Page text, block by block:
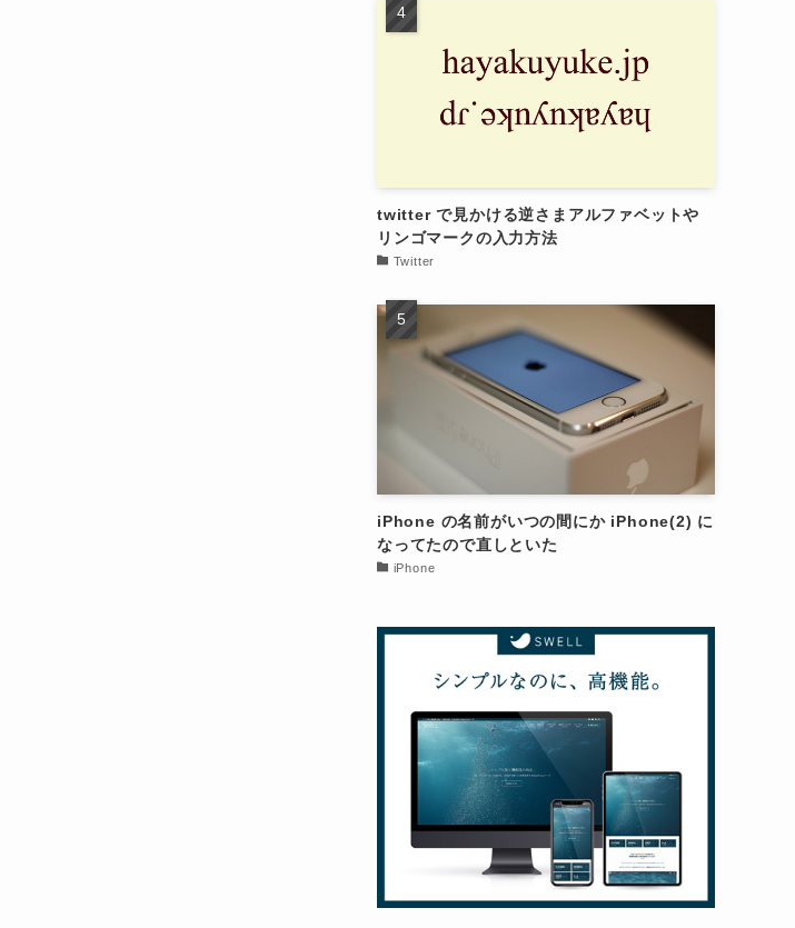
twitter で見かける逆さまアルファベットや
リンゴマークの入力方法
Twitter
iPhone の名前がいつの間にか iPhone(2) に
なってたので直しといた
iPhone